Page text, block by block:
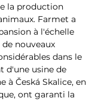
la production
Farmet a
à l'échelle
nouveaux
dans le
d'une usine de
à Česká Skalice, en
ont garanti la